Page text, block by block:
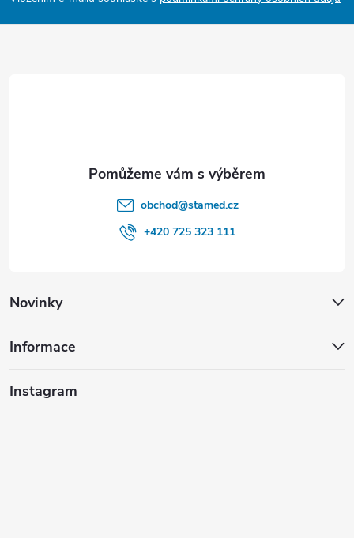
a
Novinky
Informace
Instagram
obchod@stamed.cz
+420 725 323 111